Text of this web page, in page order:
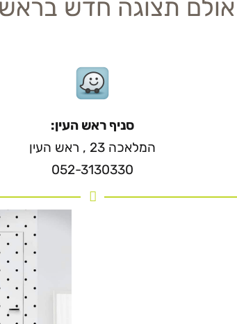
אולם תצוגה חדש בראש
סניף ראש העין:
המלאכה 23 , ראש העין
052-3130330